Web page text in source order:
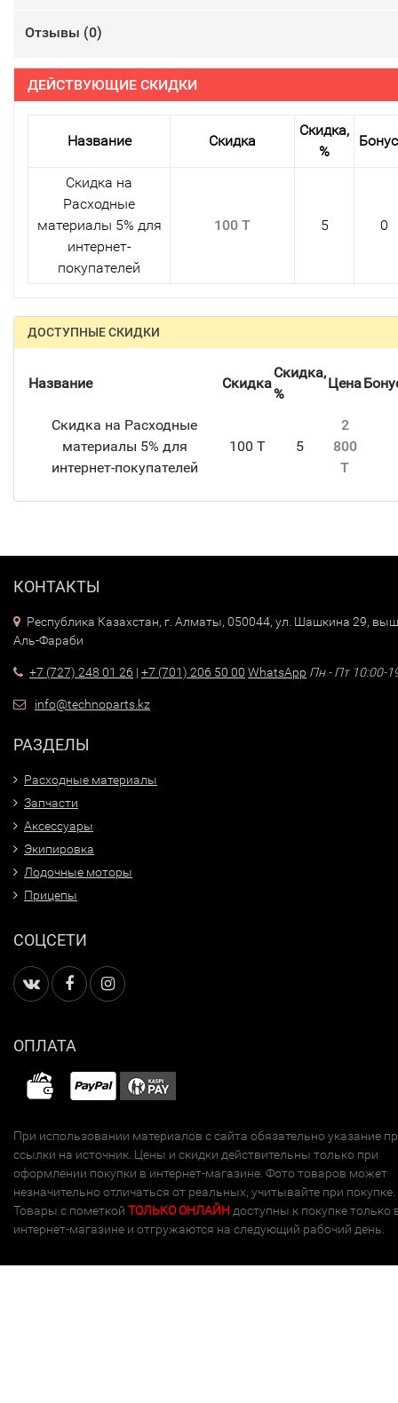
Отзывы (0)
ДЕЙСТВУЮЩИЕ СКИДКИ
Название Скидка
Скидка,
%
Скидка на
Расходные
материалы 5% для
интернет-
покупателей
100 T 5 0
ДОСТУПНЫЕ СКИДКИ
Название Скидка
Скидка,
%
Цена
Скидка на Расходные
материалы 5% для
интернет-покупателей
100 T 5
2
800
T
КОНТАКТЫ
Республика Казахстан, г. Алматы, 050044, ул. Шашкина 29,
Аль-Фараби
+7 (727) 248 01 26 | +7 (701) 206 50 00 WhatsApp Пн - Пт 10:00-
info@technoparts.kz
РАЗДЕЛЫ
Расходные материалы
Запчасти
Аксессуары
Экипировка
Лодочные моторы
Прицепы
СОЦСЕТИ
ОПЛАТА
При использовании материалов с сайта обязательно указание
ссылки на источник. Цены и скидки действительны только при
оформлении покупки в интернет-магазине. Фото товаров может
незначительно отличаться от реальных, учитывайте при покупке.
Товары с пометкой ТОЛЬКО ОНЛАЙН доступны к покупке только
интернет-магазине и отгружаются на следующий рабочий день.